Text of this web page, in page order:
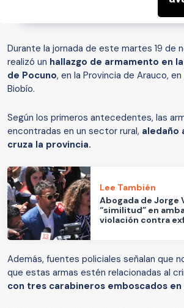
Durante la jornada de este martes 19 de
realizó un hallazgo de armamento en
de Pocuno, en la Provincia de Arauco,
Biobío.
Según los primeros antecedentes, las
encontradas en un sector rural, aledaño
cruza la provincia.
Lee También
Abogada de Jorge
“similitud” en
violación contra
Además, fuentes policiales señalan que
que estas armas estén relacionadas al
con tres carabineros emboscados en